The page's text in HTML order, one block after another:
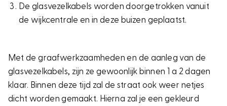
De glasvezelkabels worden doorgetrokken vanuit
de wijkcentrale en in deze buizen geplaatst.
Met de graafwerkzaamheden en de aanleg van de
glasvezelkabels, zijn ze gewoonlijk binnen 1 a 2 dagen
klaar. Binnen deze tijd zal de straat ook weer netjes
dicht worden gemaakt. Hierna zal je een gekleurd